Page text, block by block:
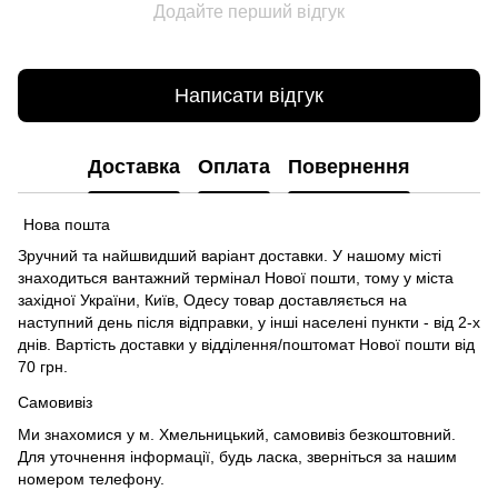
Додайте перший відгук
Написати відгук
Доставка Оплата Повернення
Нова пошта
Зручний та найшвидший варіант доставки. У нашому місті
знаходиться вантажний термінал Нової пошти, тому у міста
західної України, Київ, Одесу товар доставляється на
наступний день після відправки, у інші населені пункти - від 2-х
днів. Вартість доставки у відділення/поштомат Нової пошти від
70 грн.
Самовивіз
Ми знахомися у м. Хмельницький, самовивіз безкоштовний.
Для уточнення інформації, будь ласка, зверніться за нашим
номером телефону.